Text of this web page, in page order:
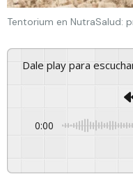
Tentorium en NutraSalud:
Dale play para
0:00